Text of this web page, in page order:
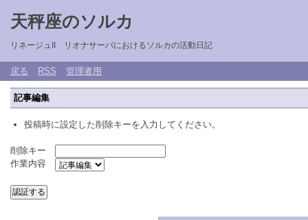
天秤座のソルカ
リネージュII リオナサーバにおけるソルカの活動日記
戻る RSS 管理者用
記事編集
投稿時に設定した削除キーを入力してください。
削除キー
作業内容